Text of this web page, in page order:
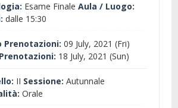
Esame Finale Aula / Luogo:
dalle 15:30
Prenotazioni: 09 July, 2021 (Fri)
18 July, 2021 (Sun)
II Sessione: Autunnale
Orale